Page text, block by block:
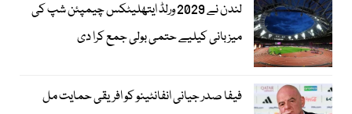
لندن نے 2029 ورلڈ ایتھلیٹکس چیمپئن شپ کی
میزبانی کیلیے حتمی بولی جمع کرا دی
فیفا صدر جیانی انفانٹینو کو افریقی حمایت مل